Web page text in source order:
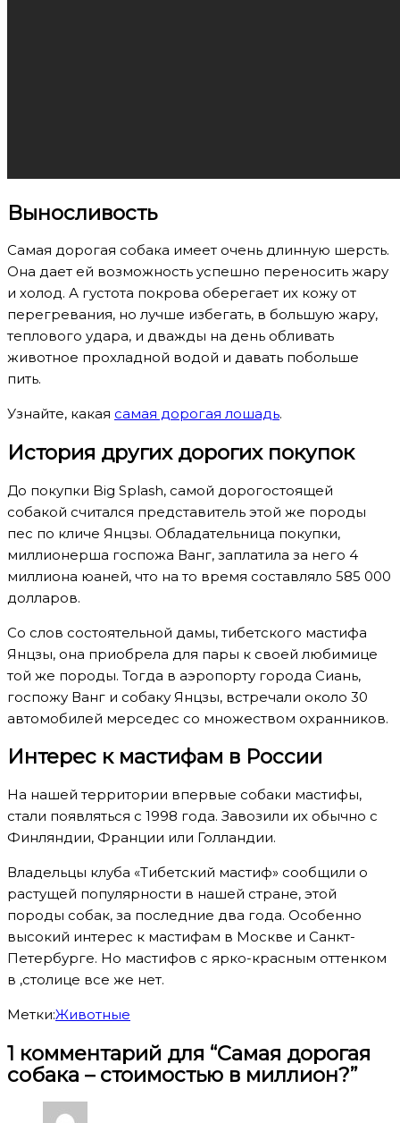
Выносливость
Самая дорогая собака имеет очень длинную шерсть.
Она дает ей возможность успешно переносить жару
и холод. А густота покрова оберегает их кожу от
перегревания, но лучше избегать, в большую жару,
теплового удара, и дважды на день обливать
животное прохладной водой и давать побольше
пить.
Узнайте, какая самая дорогая лошадь.
История других дорогих покупок
До покупки Big Splash, самой дорогостоящей
собакой считался представитель этой же породы
пес по кличе Янцзы. Обладательница покупки,
миллионерша госпожа Ванг, заплатила за него 4
миллиона юаней, что на то время составляло 585 000
долларов.
Со слов состоятельной дамы, тибетского мастифа
Янцзы, она приобрела для пары к своей любимице
той же породы. Тогда в аэропорту города Сиань,
госпожу Ванг и собаку Янцзы, встречали около 30
автомобилей мерседес со множеством охранников.
Интерес к мастифам в России
На нашей территории впервые собаки мастифы,
стали появляться с 1998 года. Завозили их обычно с
Финляндии, Франции или Голландии.
Владельцы клуба «Тибетский мастиф» сообщили о
растущей популярности в нашей стране, этой
породы собак, за последние два года. Особенно
высокий интерес к мастифам в Москве и Санкт-
Петербурге. Но мастифов с ярко-красным оттенком
в ,столице все же нет.
Метки:Животные
1 комментарий для “Самая дорогая
собака – стоимостью в миллион?”